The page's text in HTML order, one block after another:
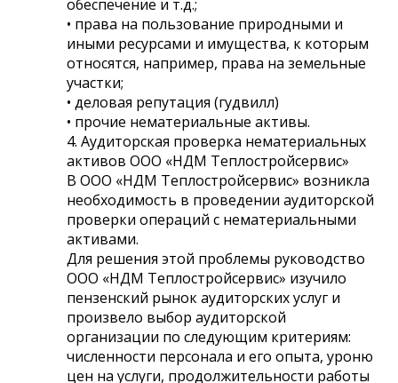
обеспечение и т.д.;
• права на пользование природными и
иными ресурсами и имущества, к которым
относятся, например, права на земельные
участки;
• деловая репутация (гудвилл)
• прочие нематериальные активы.
4. Аудиторская проверка нематериальных
активов ООО «НДМ Теплостройсервис»
В ООО «НДМ Теплостройсервис» возникла
необходимость в проведении аудиторской
проверки операций с нематериальными
активами.
Для решения этой проблемы руководство
ООО «НДМ Теплостройсервис» изучило
пензенский рынок аудиторских услуг и
произвело выбор аудиторской
организации по следующим критериям:
численности персонала и его опыта, уроню
цен на услуги, продолжительности работы